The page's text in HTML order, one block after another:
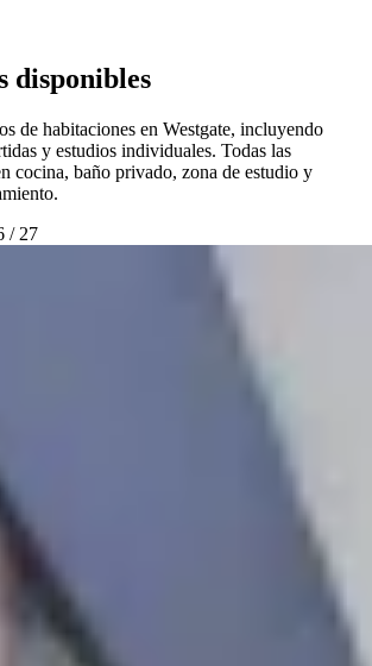
disponibles
de habitaciones en Westgate, incluyendo
y estudios individuales. Todas las
cocina, baño privado, zona de estudio y
/ 27